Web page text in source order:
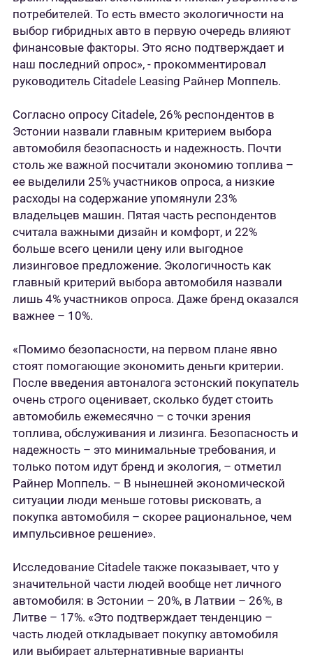
потребителей. То есть вместо экологичности на
выбор гибридных авто в первую очередь влияют
финансовые факторы. Это ясно подтверждает и
наш последний опрос», - прокомментировал
руководитель Citadele Leasing Райнер Моппель.
Согласно опросу Citadele, 26% респондентов в
Эстонии назвали главным критерием выбора
автомобиля безопасность и надежность. Почти
столь же важной посчитали экономию топлива –
ее выделили 25% участников опроса, а низкие
расходы на содержание упомянули 23%
владельцев машин. Пятая часть респондентов
считала важными дизайн и комфорт, и 22%
больше всего ценили цену или выгодное
лизинговое предложение. Экологичность как
главный критерий выбора автомобиля назвали
лишь 4% участников опроса. Даже бренд оказался
важнее – 10%.
«Помимо безопасности, на первом плане явно
стоят помогающие экономить деньги критерии.
После введения автоналога эстонский покупатель
очень строго оценивает, сколько будет стоить
автомобиль ежемесячно – с точки зрения
топлива, обслуживания и лизинга. Безопасность и
надежность – это минимальные требования, и
только потом идут бренд и экология, – отметил
Райнер Моппель. – В нынешней экономической
ситуации люди меньше готовы рисковать, а
покупка автомобиля – скорее рациональное, чем
импульсивное решение».
Исследование Citadele также показывает, что у
значительной части людей вообще нет личного
автомобиля: в Эстонии – 20%, в Латвии – 26%, в
Литве – 17%. «Это подтверждает тенденцию –
часть людей откладывает покупку автомобиля
или выбирает альтернативные варианты